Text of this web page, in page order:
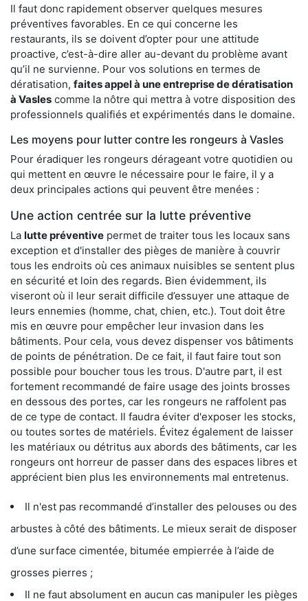
Il faut donc rapidement observer quelques mesures
préventives favorables. En ce qui concerne les
restaurants, ils se doivent d’opter pour une attitude
proactive, c’est-à-dire aller au-devant du problème avant
qu’il ne survienne. Pour vos solutions en termes de
dératisation, faites appel à une entreprise de dératisation
à Vasles comme la nôtre qui mettra à votre disposition des
professionnels qualifiés et expérimentés dans le domaine.
Les moyens pour lutter contre les rongeurs à Vasles
Pour éradiquer les rongeurs dérageant votre quotidien ou
qui mettent en œuvre le nécessaire pour le faire, il y a
deux principales actions qui peuvent être menées :
Une action centrée sur la lutte préventive
La lutte préventive permet de traiter tous les locaux sans
exception et d'installer des pièges de manière à couvrir
tous les endroits où ces animaux nuisibles se sentent plus
en sécurité et loin des regards. Bien évidemment, ils
viseront où il leur serait difficile d’essuyer une attaque de
leurs ennemies (homme, chat, chien, etc.). Tout doit être
mis en œuvre pour empêcher leur invasion dans les
bâtiments. Pour cela, vous devez dispenser vos bâtiments
de points de pénétration. De ce fait, il faut faire tout son
possible pour boucher tous les trous. D'autre part, il est
fortement recommandé de faire usage des joints brosses
en dessous des portes, car les rongeurs ne raffolent pas
de ce type de contact. Il faudra éviter d'exposer les stocks,
ou toutes sortes de matériels. Évitez également de laisser
les matériaux ou détritus aux abords des bâtiments, car les
rongeurs ont horreur de passer dans des espaces libres et
apprécient bien plus les environnements mal entretenus.
Il n'est pas recommandé d’installer des pelouses ou des
arbustes à côté des bâtiments. Le mieux serait de disposer
d’une surface cimentée, bitumée empierrée à l’aide de
grosses pierres ;
Il ne faut absolument en aucun cas manipuler les pièges